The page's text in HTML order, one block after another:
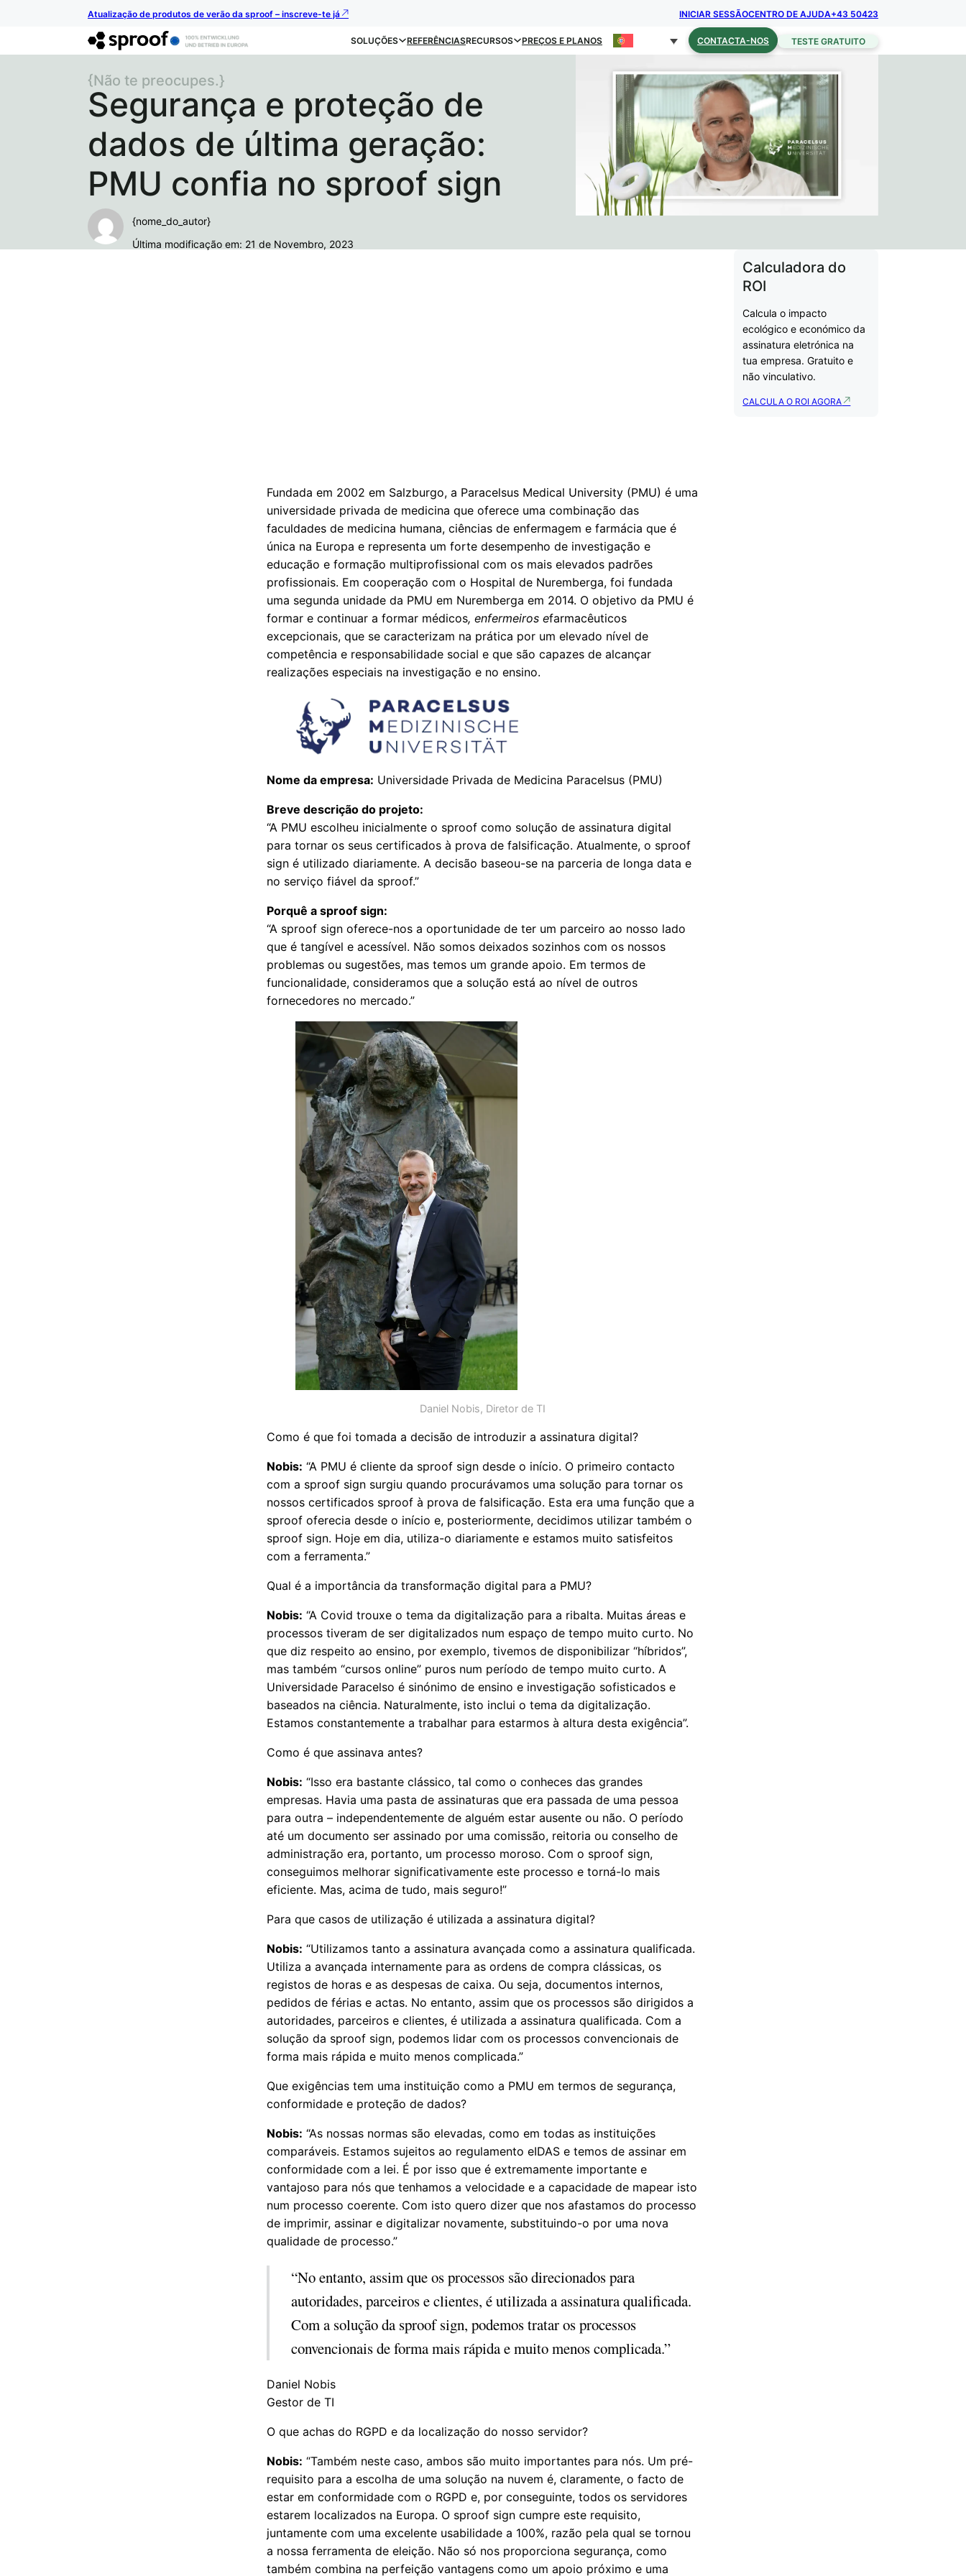
Atualização de produtos de verão da sproof – inscreve-te já INICIAR SESSÃOCENTRO DE AJUDA+43 50423
SOLUÇÕES REFERÊNCIASRECURSOS PREÇOS E PLANOS CONTACTA-NOS TESTE GRATUITO
Segurança e proteção de
dados de última geração:
PMU confia no sproof sign
{Não te preocupes.}
{nome_do_autor}
Última modificação em: 21 de Novembro, 2023
Fundada em 2002 em Salzburgo, a Paracelsus Medical University (PMU) é uma
universidade privada de medicina que oferece uma combinação das
faculdades de medicina humana, ciências de enfermagem e farmácia que é
única na Europa e representa um forte desempenho de investigação e
educação e formação multiprofissional com os mais elevados padrões
profissionais. Em cooperação com o Hospital de Nuremberga, foi fundada
uma segunda unidade da PMU em Nuremberga em 2014. O objetivo da PMU é
formar e continuar a formar médicos, enfermeiros efarmacêuticos
excepcionais, que se caracterizam na prática por um elevado nível de
competência e responsabilidade social e que são capazes de alcançar
realizações especiais na investigação e no ensino.
Nome da empresa: Universidade Privada de Medicina Paracelsus (PMU)
Breve descrição do projeto:
“A PMU escolheu inicialmente o sproof como solução de assinatura digital
para tornar os seus certificados à prova de falsificação. Atualmente, o sproof
sign é utilizado diariamente. A decisão baseou-se na parceria de longa data e
no serviço fiável da sproof.”
Porquê a sproof sign:
“A sproof sign oferece-nos a oportunidade de ter um parceiro ao nosso lado
que é tangível e acessível. Não somos deixados sozinhos com os nossos
problemas ou sugestões, mas temos um grande apoio. Em termos de
funcionalidade, consideramos que a solução está ao nível de outros
fornecedores no mercado.”
Daniel Nobis, Diretor de TI
Como é que foi tomada a decisão de introduzir a assinatura digital?
Nobis: “A PMU é cliente da sproof sign desde o início. O primeiro contacto
com a sproof sign surgiu quando procurávamos uma solução para tornar os
nossos certificados sproof à prova de falsificação. Esta era uma função que a
sproof oferecia desde o início e, posteriormente, decidimos utilizar também o
sproof sign. Hoje em dia, utiliza-o diariamente e estamos muito satisfeitos
com a ferramenta.”
Qual é a importância da transformação digital para a PMU?
Nobis: “A Covid trouxe o tema da digitalização para a ribalta. Muitas áreas e
processos tiveram de ser digitalizados num espaço de tempo muito curto. No
que diz respeito ao ensino, por exemplo, tivemos de disponibilizar “híbridos”,
mas também “cursos online” puros num período de tempo muito curto. A
Universidade Paracelso é sinónimo de ensino e investigação sofisticados e
baseados na ciência. Naturalmente, isto inclui o tema da digitalização.
Estamos constantemente a trabalhar para estarmos à altura desta exigência”.
Como é que assinava antes?
Nobis: “Isso era bastante clássico, tal como o conheces das grandes
empresas. Havia uma pasta de assinaturas que era passada de uma pessoa
para outra – independentemente de alguém estar ausente ou não. O período
até um documento ser assinado por uma comissão, reitoria ou conselho de
administração era, portanto, um processo moroso. Com o sproof sign,
conseguimos melhorar significativamente este processo e torná-lo mais
eficiente. Mas, acima de tudo, mais seguro!”
Para que casos de utilização é utilizada a assinatura digital?
Nobis: “Utilizamos tanto a assinatura avançada como a assinatura qualificada.
Utiliza a avançada internamente para as ordens de compra clássicas, os
registos de horas e as despesas de caixa. Ou seja, documentos internos,
pedidos de férias e actas. No entanto, assim que os processos são dirigidos a
autoridades, parceiros e clientes, é utilizada aassinatura qualificada. Com a
solução da sproof sign, podemos lidar com os processos convencionais de
forma mais rápida e muito menos complicada.”
Que exigências tem uma instituição como a PMU em termos de segurança,
conformidade e proteção de dados?
Nobis: “As nossas normas são elevadas, como em todas as instituições
comparáveis. Estamos sujeitos ao regulamento eIDAS e temos de assinar em
conformidade com a lei. É por isso que é extremamente importante e
vantajoso para nós que tenhamos a velocidade e a capacidade de mapear isto
num processo coerente. Com isto quero dizer que nos afastamos do processo
de imprimir, assinar e digitalizar novamente, substituindo-o por uma nova
qualidade de processo.”
“No entanto, assim que os processos são direcionados para
autoridades, parceiros e clientes, é utilizada a assinatura qualificada.
Com a solução da sproof sign, podemos tratar os processos
convencionais de forma mais rápida e muito menos complicada.”
Daniel Nobis
Gestor de TI
O que achas do RGPD e da localização do nosso servidor?
Nobis: “Também neste caso, ambos são muito importantes para nós. Um pré-
requisito para a escolha de uma solução na nuvem é, claramente, o facto de
estar em conformidade com o RGPD e, por conseguinte, todos os servidores
estarem localizados na Europa. O sproof sign cumpre este requisito,
juntamente com uma excelente usabilidade a 100%, razão pela qual se tornou
a nossa ferramenta de eleição. Não só nos proporciona segurança, como
também combina na perfeição vantagens como um apoio próximo e uma
Calculadora do
ROI
Calcula o impacto
ecológico e económico da
assinatura eletrónica na
tua empresa. Gratuito e
não vinculativo.
CALCULA O ROI AGORA